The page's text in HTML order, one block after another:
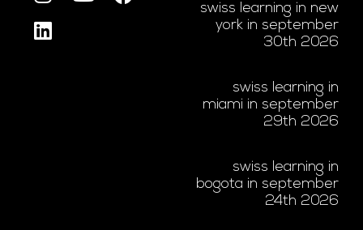
swiss learning in new
york in september
30th 2026
swiss learning in
miami in september
29th 2026
swiss learning in
bogota in september
24th 2026